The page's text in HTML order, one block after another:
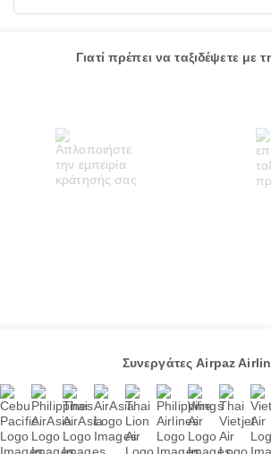
Γιατί πρέπει να ταξιδέψετε με
Συνεργάτες Airpaz